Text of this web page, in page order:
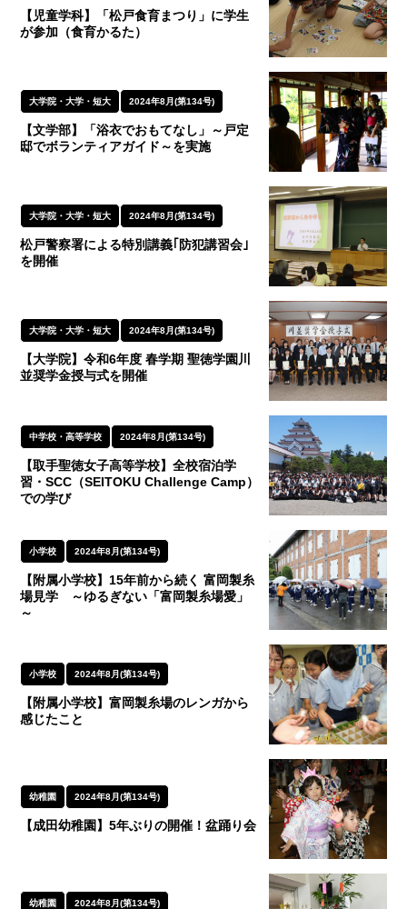
【児童学科】「松戸食育まつり」に学生
が参加（食育かるた）
大学院・大学・短大 2024年8月(第134号)
【文学部】「浴衣でおもてなし」～戸定
邸でボランティアガイド～を実施
大学院・大学・短大 2024年8月(第134号)
松戸警察署による特別講義｢防犯講習会｣
を開催
大学院・大学・短大 2024年8月(第134号)
【大学院】令和6年度 春学期 聖徳学園川
並奨学金授与式を開催
中学校・高等学校 2024年8月(第134号)
【取手聖徳女子高等学校】全校宿泊学
習・SCC（SEITOKU Challenge Camp）
での学び
小学校 2024年8月(第134号)
【附属小学校】15年前から続く 富岡製糸
場見学 ～ゆるぎない「富岡製糸場愛」
～
小学校 2024年8月(第134号)
【附属小学校】富岡製糸場のレンガから
感じたこと
幼稚園 2024年8月(第134号)
【成田幼稚園】5年ぶりの開催！盆踊り会
幼稚園 2024年8月(第134号)